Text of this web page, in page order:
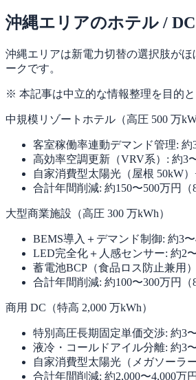
沖縄エリアのホテル /
沖縄エリアは新電力切替の選択肢が
ークです。
※ 本記事は中立的な情報整理を目的
中規模リゾートホテル（高圧 500 万
客室稼働率連動デマンド管理: 約
高効率空調更新（VRV系）: 約3
自家消費型太陽光（屋根 50kW
合計年間削減: 約150〜500万円（8
大型商業施設（高圧 300 万kWh）
BEMS導入＋デマンド制御: 約3
LED完全化＋人感センサー: 約2
蓄電池BCP（食品ロス防止兼用
合計年間削減: 約100〜300万円（8
商用 DC（特高 2,000 万kWh）
特別高圧長期固定単価交渉: 約3
液冷・コールドアイル分離: 約3
自家消費型太陽光（メガソーラ
合計年間削減: 約2,000〜4,000万